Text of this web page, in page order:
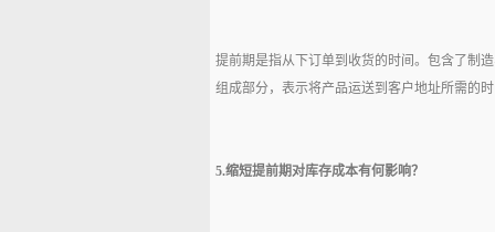
提前期是指从下订单到收货的时间。包含了制
组成部分，表示将产品运送到客户地址所需的
5.缩短提前期对库存成本有何影响？